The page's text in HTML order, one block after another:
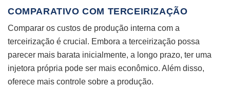
COMPARATIVO COM TERCEIRIZAÇÃO
Comparar os custos de produção interna com a
terceirização é crucial. Embora a terceirização possa
parecer mais barata inicialmente, a longo prazo, ter uma
injetora própria pode ser mais econômico. Além disso,
oferece mais controle sobre a produção.